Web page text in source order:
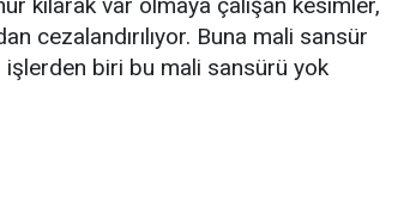
cezalandırılıyor. Buna mali sansür
işlerden biri bu mali sansürü yok